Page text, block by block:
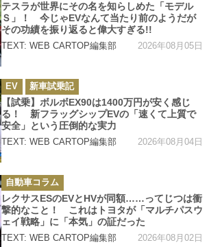
ゴ
リ
ー
テスラが世界にその名を知らしめた「モデル
Ｓ」！ 今じゃEVなんて当たり前のようだが
その功績を振り返ると偉大すぎる!!
TEXT: WEB CARTOP編集部 2026年08月05日
カ
テ
ゴ
リ
ー
EV 新車試乗記
【試乗】ボルボEX90は1400万円が安く感じ
る！ 新フラッグシップEVの「速くて上質で
安全」という圧倒的な実力
TEXT: WEB CARTOP編集部 2026年08月04日
カ
テ
ゴ
リ
ー
自動車コラム
レクサスESのEVとHVが同額……ってじつは衝
撃的なこと！ これはトヨタが「マルチパスウ
ェイ戦略」に「本気」の証だった
TEXT: WEB CARTOP編集部 2026年08月02日